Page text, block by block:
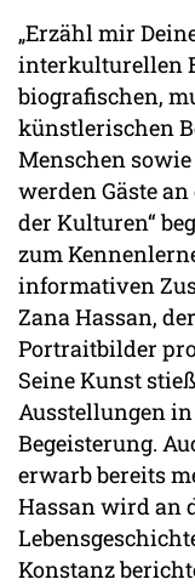
„Erzähl mir
interkulturellen
biografischen,
künstlerischen
Menschen
werden Gäste
der Kulturen“
zum
informativen
Zana Hassan,
Portraitbilder
Seine Kunst
Ausstellungen
Begeisterung.
erwarb bereits
Hassan wird an
Konstanz